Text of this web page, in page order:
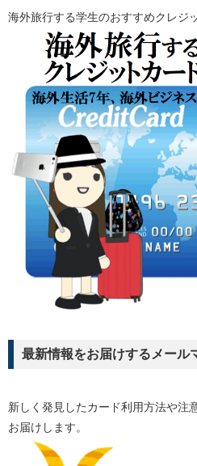
海外旅行する学生のおすすめクレジ
最新情報をお届けするメール
新しく発見したカード利用方法や注
お届けします。